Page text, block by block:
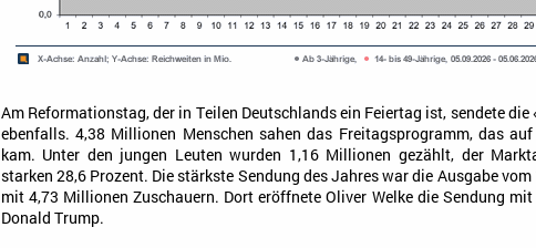
Am Reformationstag, der in Teilen Deutschlands ein Feiertag ist, sendete die
ebenfalls. 4,38 Millionen Menschen sahen das Freitagsprogramm, das
kam. Unter den jungen Leuten wurden 1,16 Millionen gezählt, der
starken 28,6 Prozent. Die stärkste Sendung des Jahres war die Ausgabe vom
mit 4,73 Millionen Zuschauern. Dort eröffnete Oliver Welke die Sendung
Donald Trump.